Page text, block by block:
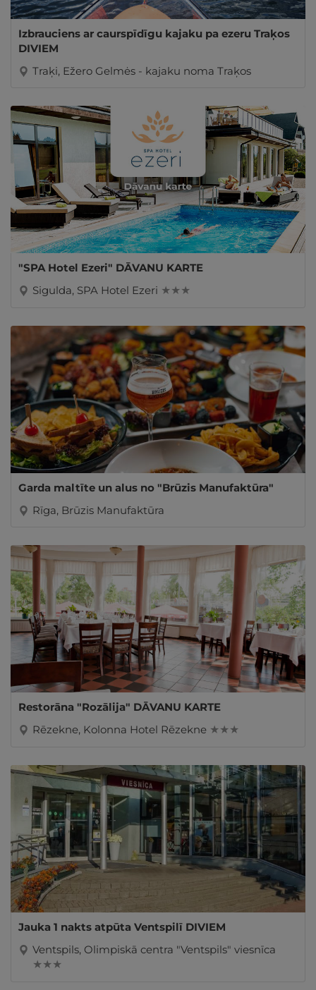
Izbrauciens ar caurspīdīgu kajaku pa ezeru Traķos
DIVIEM
Traķi, Ežero Gelmės - kajaku noma Traķos
"SPA Hotel Ezeri" DĀVANU KARTE
Sigulda, SPA Hotel Ezeri ★ ★ ★
Garda maltīte un alus no "Brūzis Manufaktūra"
Rīga, Brūzis Manufaktūra
Restorāna "Rozālija" DĀVANU KARTE
Rēzekne, Kolonna Hotel Rēzekne ★ ★ ★
Jauka 1 nakts atpūta Ventspilī DIVIEM
Ventspils, Olimpiskā centra "Ventspils" viesnīca
★ ★ ★